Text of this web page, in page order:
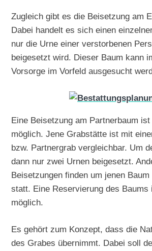
Zugleich gibt es die Beisetzung am
Dabei handelt es sich einen
nur die Urne einer verstorbenen
beigesetzt wird. Dieser Baum kann
Vorsorge im Vorfeld ausgesucht
Eine Beisetzung am Partnerbaum
möglich. Jene Grabstätte ist mit
bzw. Partnergrab vergleichbar. Um
dann nur zwei Urnen beigesetzt.
Beisetzungen finden um jenen
statt. Eine Reservierung des Baums
möglich.
Es gehört zum Konzept, dass die
des Grabes übernimmt. Dabei soll